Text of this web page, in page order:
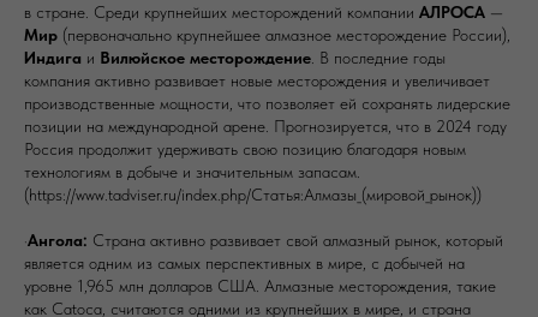
в стране. Среди крупнейших месторождений компании АЛРОСА —
Мир (первоначально крупнейшее алмазное месторождение России),
Индига и Вилюйское месторождение . В последние годы
компания активно развивает новые месторождения и увеличивает
производственные мощности, что позволяет ей сохранять лидерские
позиции на международной арене. Прогнозируется, что в 2024 году
Россия продолжит удерживать свою позицию благодаря новым
технологиям в добыче и значительным запасам.
(https://www.tadviser.ru/index.php/Статья:Алмазы_(мировой_рынок))
·Ангола: Страна активно развивает свой алмазный рынок, который
является одним из самых перспективных в мире, с добычей на
уровне 1,965 млн долларов США. Алмазные месторождения, такие
как Catoca, считаются одними из крупнейших в мире, и страна